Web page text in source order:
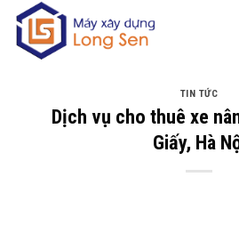
qua
TIN TỨC
Dịch vụ cho thuê xe
Giấy, Hà